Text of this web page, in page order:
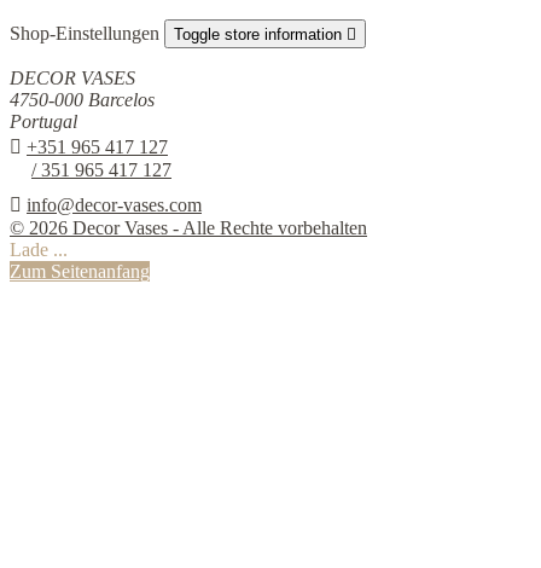
Shop-Einstellungen Toggle store information 
DECOR VASES
4750-000 Barcelos
Portugal
 +351 965 417 127
/ 351 965 417 127
 info@decor-vases.com
© 2026 Decor Vases - Alle Rechte vorbehalten
Lade ...
Zum Seitenanfang